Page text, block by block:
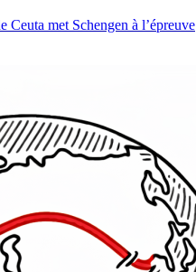
Ceuta met Schengen à l’épreuve